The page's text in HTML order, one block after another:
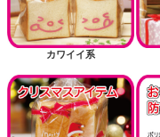
カワイイ系